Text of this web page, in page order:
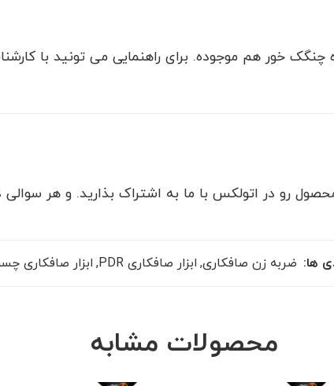
خور هم موجوده. برای راهنمایی می تونید با
رو در اتولکس با ما به اشتراک بذارید. و هر سوالی
ها: ضربه زن صافکاری, ابزار صافکاری PDR , ابزار صافکاری
محصولات مشابه